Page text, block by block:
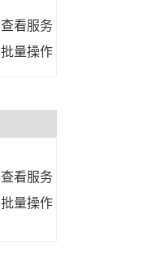
查看服务
批量操作
查看服务
批量操作